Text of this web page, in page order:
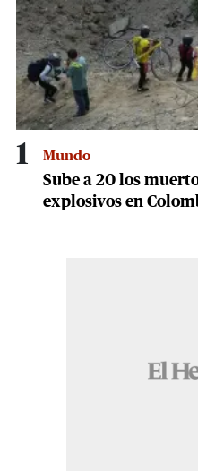
1 Mundo
Sube a 20 los
explosivos en